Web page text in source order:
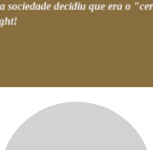
sociedade decidiu que era o